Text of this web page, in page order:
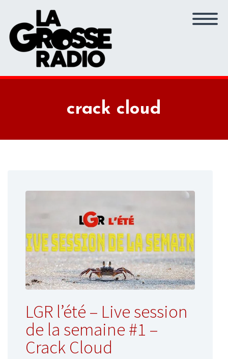
crack cloud
LGR l’été – Live session
de la semaine #1 –
Crack Cloud